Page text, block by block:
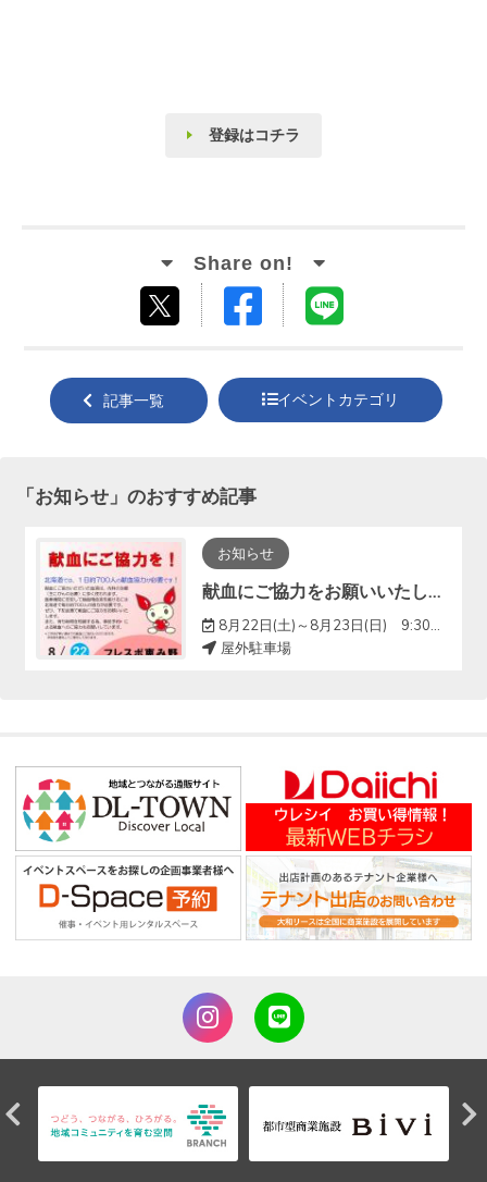
登録はコチラ
する
Facebook
る
記事一覧 イベントカテゴリ
「お知らせ 」のおすすめ記事
お知らせ
献血にご協力をお願いいたします！
8月22日(土)～8月23日(日) 9:30～12:00／13:30～16:00
屋外駐車場